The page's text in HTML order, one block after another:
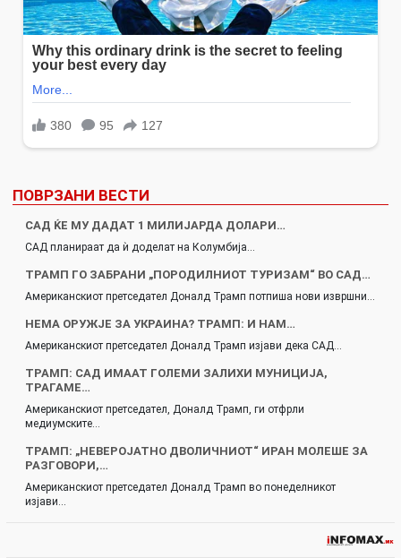
ПОВРЗАНИ ВЕСТИ
САД ЌЕ МУ ДАДАТ 1 МИЛИЈАРДА ДОЛАРИ…
САД планираат да ѝ доделат на Колумбија…
ТРАМП ГО ЗАБРАНИ „ПОРОДИЛНИОТ ТУРИЗАМ“ ВО САД…
Американскиот претседател Доналд Трамп потпиша нови извршни…
НЕМА ОРУЖЈЕ ЗА УКРАИНА? ТРАМП: И НАМ…
Американскиот претседател Доналд Трамп изјави дека САД…
ТРАМП: САД ИМААТ ГОЛЕМИ ЗАЛИХИ МУНИЦИЈА,
ТРАГАМЕ…
Американскиот претседател, Доналд Трамп, ги отфрли
медиумските…
ТРАМП: „НЕВЕРОЈАТНО ДВОЛИЧНИОТ“ ИРАН МОЛЕШЕ ЗА
РАЗГОВОРИ,…
Американскиот претседател Доналд Трамп во понеделникот
изјави…